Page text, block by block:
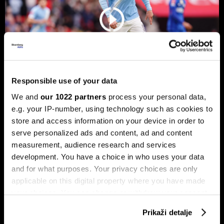
Responsible use of your data
We and our 1022 partners process your personal data,
e.g. your IP-number, using technology such as cookies to
store and access information on your device in order to
serve personalized ads and content, ad and content
measurement, audience research and services
development. You have a choice in who uses your data
and for what purposes. Your privacy choices are only
applicable on this digital property where you have made
your choices. You can change or withdraw your consent
Prikaži detalje
Norveški napadač bogatstvo širi
izvan fudbala – od nekretnina do
Birkin torbi
Za Erlinga Haalanda pravi izazovi neće se završiti
posljednjim sudijskim zviždukom 19. jula.